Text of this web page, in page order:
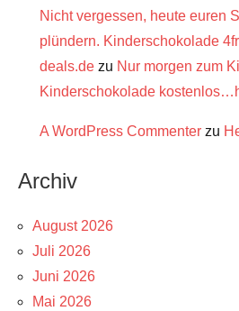
Nicht vergessen, heute euren
plündern. Kinderschokolade
deals.de zu Nur morgen zum
Kinderschokolade
A WordPress Commenter zu
Archiv
August 2026
Juli 2026
Juni 2026
Mai 2026